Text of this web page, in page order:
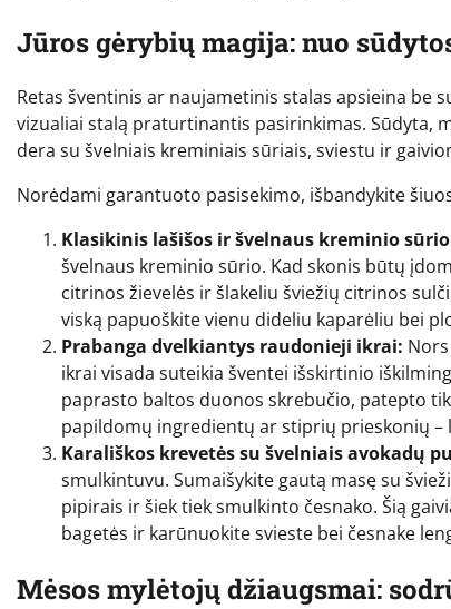
Jūros gėrybių magija: nuo
Retas šventinis ar naujametinis stalas apsieina be
vizualiai stalą praturtinantis pasirinkimas. Sūdyta,
dera su švelniais kreminiais sūriais, sviestu ir
Norėdami garantuoto pasisekimo, išbandykite
Klasikinis lašišos ir švelnaus kreminio
švelnaus kreminio sūrio. Kad skonis būtų
citrinos žievelės ir šlakeliu šviežių citrinos
viską papuoškite vienu dideliu kaparėliu bei
Prabanga dvelkiantys raudonieji ikrai:
ikrai visada suteikia šventei išskirtinio
paprasto baltos duonos skrebučio, patepto
papildomų ingredientų ar stiprių prieskonių
Karališkos krevetės su švelniais avokadų
smulkintuvu. Sumaišykite gautą masę su
pipirais ir šiek tiek smulkinto česnako. Šią
bagetės ir karūnuokite svieste bei česnake
Mėsos mylėtojų džiaugsmai: